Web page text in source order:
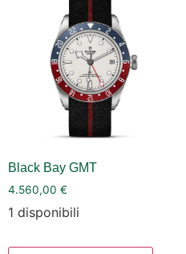
Black Bay GMT
4.560,00 €
1 disponibili